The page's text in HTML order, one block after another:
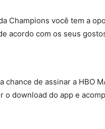
Champions você tem a
acordo com os seus
de assinar a HBO
download do app e